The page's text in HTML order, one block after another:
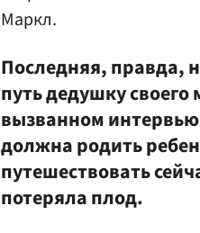
Маркл.
Последняя, правда,
путь дедушку
вызванном
должна родить
путешествовать
потеряла плод.